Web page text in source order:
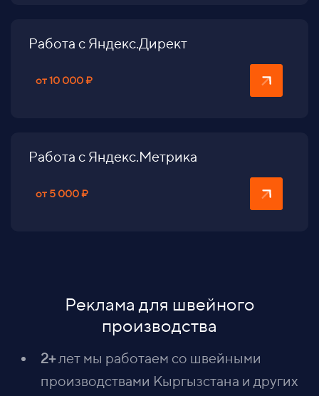
Работа с Яндекс.Директ
от 10 000 ₽
Работа с Яндекс.Метрика
от 5 000 ₽
Реклама для швейного
производства
2+ лет мы работаем со швейными
производствами Кыргызстана и других